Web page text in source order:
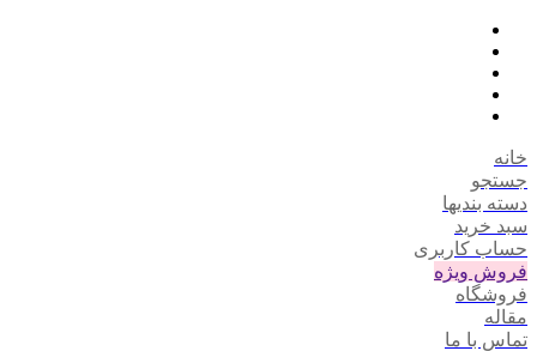
خانه
جستجو
دسته بندیها
سبد خرید
حساب کاربری
فروش ویژه
فروشگاه
مقاله
تماس با ما